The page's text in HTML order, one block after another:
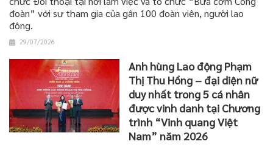
đoàn” với sự tham gia của gần 100 đoàn viên, người lao
động.
29/07/2026
Anh hùng Lao động Phạm
Thị Thu Hồng – đại diện nữ
duy nhất trong 5 cá nhân
được vinh danh tại Chương
trình “Vinh quang Việt
Nam” năm 2026